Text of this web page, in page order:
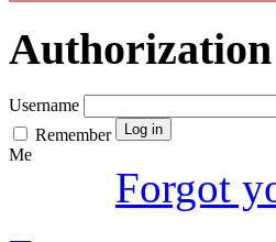
Authorization
Username
Remember
Me
Forgot